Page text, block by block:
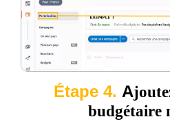
Étape 4. A
budgétaire